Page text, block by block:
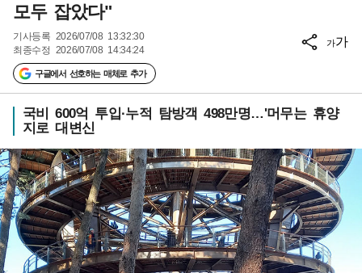
모두 잡았다"
기사등록 2026/07/08 13:32:30
최종수정 2026/07/08 14:34:24
구글에서 선호하는 매체로 추가
가가
국비 600억 투입·누적 탐방객 498만명…'머무는 휴양
지로 대변신